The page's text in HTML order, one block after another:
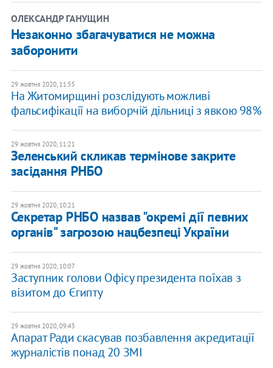
ОЛЕКСАНДР ГАНУЩИН
Незаконно збагачуватися не можна
заборонити
29 жовтня 2020, 11:55
​На Житомирщині розслідують можливі
фальсифікації на виборчій дільниці з явкою 98%
29 жовтня 2020, 11:21
Зеленський скликав термінове закрите
засідання РНБО
29 жовтня 2020, 10:21
Секретар РНБО назвав "окремі дії певних
органів" загрозою нацбезпеці України
29 жовтня 2020, 10:07
Заступник голови Офісу президента поїхав з
візитом до Єгипту
29 жовтня 2020, 09:43
Апарат Ради скасував позбавлення акредитації
журналістів понад 20 ЗМІ